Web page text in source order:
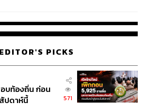
EDITOR'S PICKS
บท้องถิ่น ก่อน
ปดาห์นี้
571